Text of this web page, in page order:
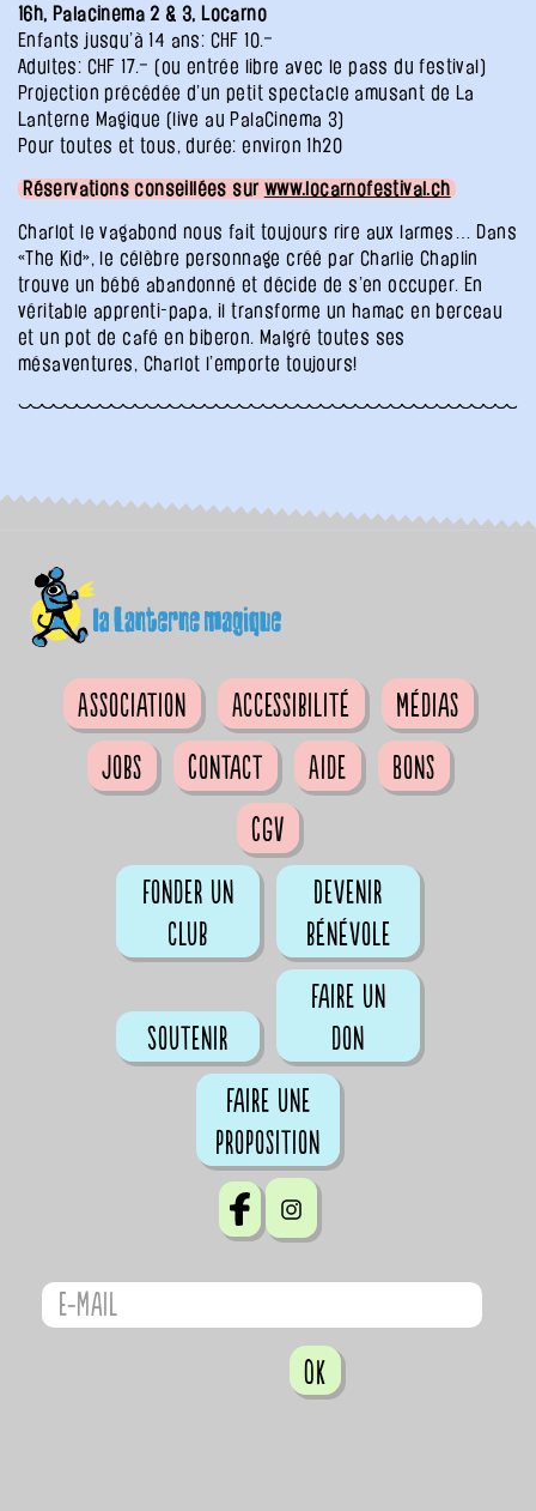
16h, Palacinema 2 & 3, Locarno
Enfants jusqu’à 14 ans: CHF 10.–
Adultes: CHF 17.– (ou entrée libre avec le pass du festival)
Projection précédée d’un petit spectacle amusant de La
Lanterne Magique (live au PalaCinema 3)
Pour toutes et tous, durée: environ 1h20
Réservations conseillées sur www.locarnofestival.ch
Charlot le vagabond nous fait toujours rire aux larmes… Dans
«The Kid», le célèbre personnage créé par Charlie Chaplin
trouve un bébé abandonné et décide de s’en occuper. En
véritable apprenti-papa, il transforme un hamac en berceau
et un pot de café en biberon. Malgré toutes ses
mésaventures, Charlot l’emporte toujours!
Association Accessibilité
Médias
Jobs
Contact Aide
Bons
CGV
Fonder un
club
Devenir
bénévole
Soutenir
Faire un
don
Faire une
proposition
OK